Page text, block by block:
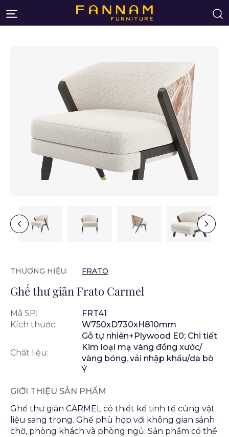
THƯƠNG HIỆU: FRATO
Ghế thư giãn Frato Carmel
Mã SP:
FRT41
Kích thước:
W750xD730xH810mm
Chất liệu:
Gỗ tự nhiên+Plywood E0; Chi tiết
Kim loại mạ vàng đồng xước/
vàng bóng, vải nhập khẩu/da bò
Ý
GIỚI THIỆU SẢN PHẨM
Ghế thư giãn CARMEL có thiết kế tinh tế cùng vật
liệu sang trọng. Ghế phù hợp với không gian sảnh
chờ, phòng khách và phòng ngủ. Sản phẩm có thể